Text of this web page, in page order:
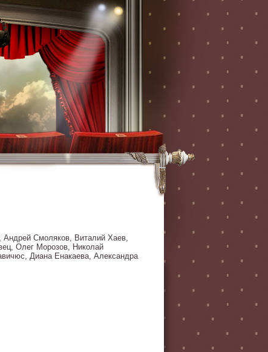
Андрей Смоляков, Виталий Хаев,
Олег Морозов, Николай
Диана Енакаева, Александра